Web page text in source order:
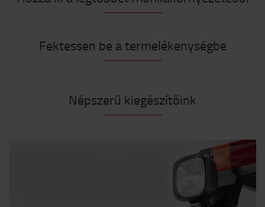
Fektessen be a termelékenységbe
Népszerű kiegészítőink